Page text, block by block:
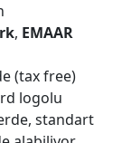
, EMAAR
(tax free)
logolu
standart